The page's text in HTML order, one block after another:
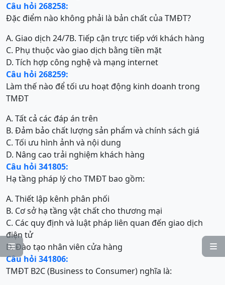


Câu hỏi 268258:
Đặc điểm nào không phải là bản chất của TMĐT?
A. Giao dịch 24/7B. Tiếp cận trực tiếp với khách hàng
C. Phụ thuộc vào giao dịch bằng tiền mặt
D. Tích hợp công nghệ và mạng internet
Câu hỏi 268259:
Làm thế nào để tối ưu hoạt động kinh doanh trong
TMĐT
A. Tất cả các đáp án trên
B. Đảm bảo chất lượng sản phẩm và chính sách giá
C. Tối ưu hình ảnh và nội dung
D. Nâng cao trải nghiệm khách hàng
Câu hỏi 341805:
Hạ tầng pháp lý cho TMĐT bao gồm:
A. Thiết lập kênh phân phối
B. Cơ sở hạ tầng vật chất cho thương mại
C. Các quy định và luật pháp liên quan đến giao dịch
điện tử
D. Đào tạo nhân viên cửa hàng
Câu hỏi 341806:
TMĐT B2C (Business to Consumer) nghĩa là: